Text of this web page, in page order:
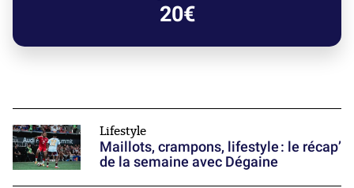
20€
Lifestyle
Maillots, crampons, lifestyle : le récap’
de la semaine avec Dégaine